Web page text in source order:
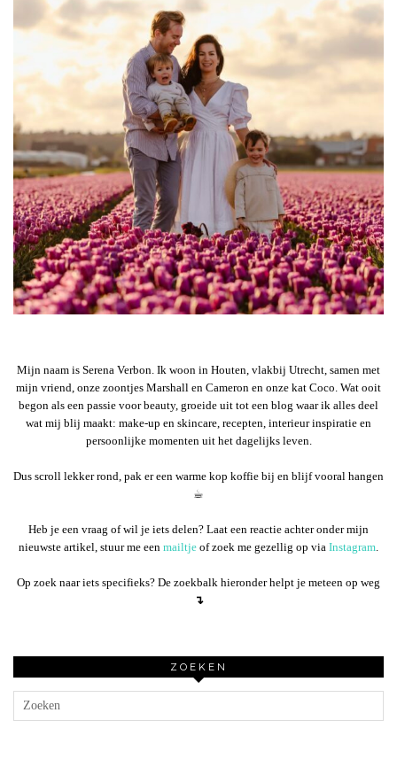
Mijn naam is Serena Verbon. Ik woon in Houten, vlakbij Utrecht, samen met
mijn vriend, onze zoontjes Marshall en Cameron en onze kat Coco. Wat ooit
begon als een passie voor beauty, groeide uit tot een blog waar ik alles deel
wat mij blij maakt: make-up en skincare, recepten, interieur inspiratie en
persoonlijke momenten uit het dagelijks leven.
Dus scroll lekker rond, pak er een warme kop koffie bij en blijf vooral hangen
☕︎
Heb je een vraag of wil je iets delen? Laat een reactie achter onder mijn
nieuwste artikel, stuur me een mailtje of zoek me gezellig op via Instagram
Op zoek naar iets specifieks? De zoekbalk hieronder helpt je meteen op weg
↴
ZOEKEN